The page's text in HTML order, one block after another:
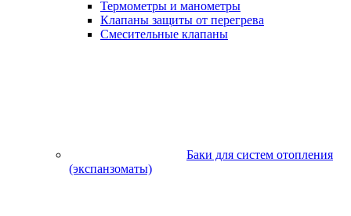
Термометры и манометры
Клапаны защиты от перегрева
Смесительные клапаны
Баки для систем отопления
(экспанзоматы)